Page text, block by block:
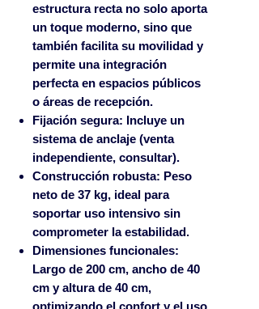
estructura recta no solo aporta
un toque moderno, sino que
también facilita su movilidad y
permite una integración
perfecta en espacios públicos
o áreas de recepción.
Fijación segura: Incluye un
sistema de anclaje (venta
independiente, consultar).
Construcción robusta: Peso
neto de 37 kg, ideal para
soportar uso intensivo sin
comprometer la estabilidad.
Dimensiones funcionales:
Largo de 200 cm, ancho de 40
cm y altura de 40 cm,
optimizando el confort y el uso